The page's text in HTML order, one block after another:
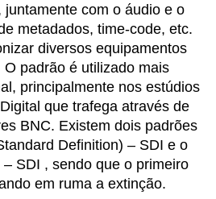
com o áudio e o
metadados, time-code, etc.
diversos equipamentos
padrão é utilizado mais
principalmente nos estúdios
que trafega através de
BNC. Existem dois padrões
Definition) – SDI e o
SDI , sendo que o primeiro
em ruma a extinção.